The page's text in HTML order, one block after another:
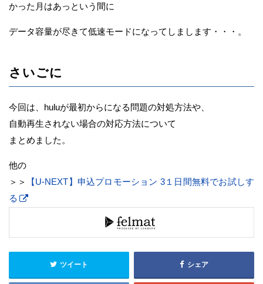
かった月はあっという間に
データ容量が尽きて低速モードになってしまします・・・。
さいごに
今回は、huluが最初からになる問題の対処方法や、
自動再生されない場合の対応方法について
まとめました。
他の
＞＞
【U-NEXT】申込プロモーション 3１日間無料でお試しす
る
ツイート シェア